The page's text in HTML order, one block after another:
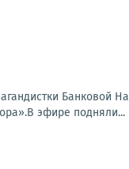
Банковой
эфире подняли...